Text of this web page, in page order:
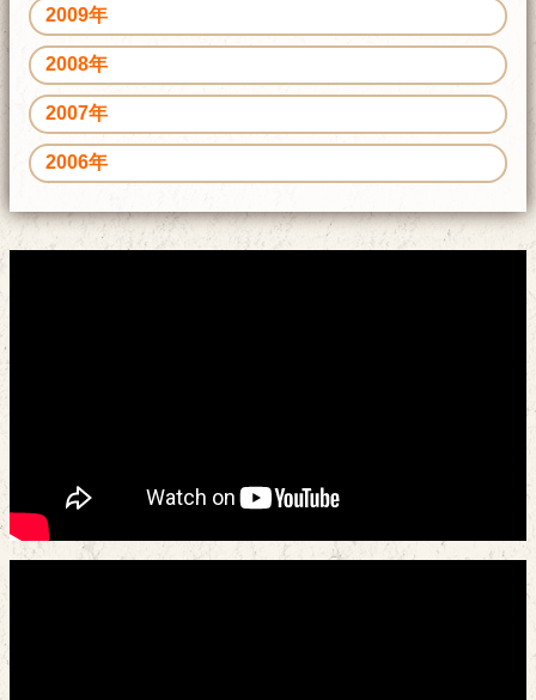
2009年
2008年
2007年
2006年